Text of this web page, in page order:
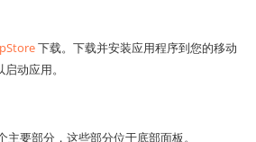
下载。下载并安装应用程序到您的移动
动应用。
主要部分，这些部分位于底部面板。